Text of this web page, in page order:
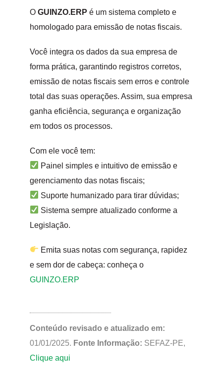
O GUINZO.ERP é um sistema completo e
homologado para emissão de notas fiscais.
Você integra os dados da sua empresa de
forma prática, garantindo registros corretos,
emissão de notas fiscais sem erros e controle
total das suas operações. Assim, sua empresa
ganha eficiência, segurança e organização
em todos os processos.
Com ele você tem:
Painel simples e intuitivo de emissão e
gerenciamento das notas fiscais;
Suporte humanizado para tirar dúvidas;
Sistema sempre atualizado conforme a
Legislação.
Emita suas notas com segurança, rapidez
e sem dor de cabeça: conheça o
GUINZO.ERP
Conteúdo revisado e atualizado em:
01/01/2025. Fonte Informação: SEFAZ-PE,
Clique aqui